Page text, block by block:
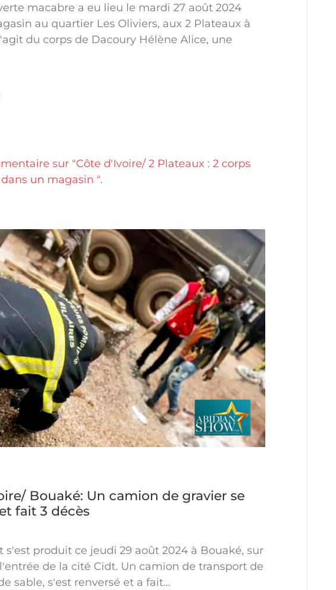
macabre a eu lieu le mardi 27 août 2024
au quartier Les Oliviers, aux 2 Plateaux à
du corps de Dacoury Hélène Alice, une
sur "Côte d'Ivoire/ 2 Plateaux : 2 corps
un magasin ".
Bouaké: Un camion de gravier se
fait 3 décès
s'est produit ce jeudi 29 août 2024 à Bouaké, sur
de la cité Cidt. Un camion de transport de
sable, s'est renversé et a fait...